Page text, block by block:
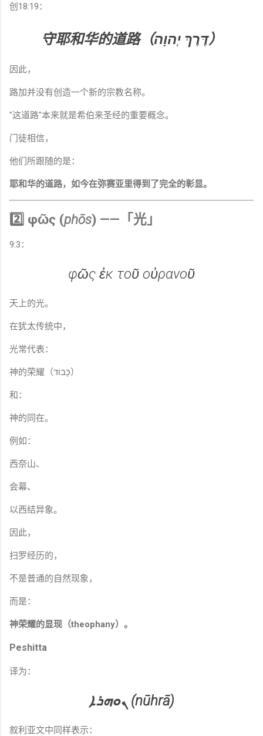
创18:19：
守耶和华的道路（דֶּרֶךְ יְהוָה）
因此，
路加并没有创造一个新的宗教名称。
"这道路"本来就是希伯来圣经的重要概念。
门徒相信，
他们所跟随的是：
耶和华的道路，如今在弥赛亚里得到了完全的彰显。
2️⃣ φῶς (phōs) ——「光」
9:3：
φῶς ἐκ τοῦ οὐρανοῦ
天上的光。
在犹太传统中，
光常代表：
神的荣耀（כָּבוֹד）
和：
神的同在。
例如：
西奈山、
会幕、
以西结异象。
因此，
扫罗经历的，
不是普通的自然现象，
而是：
神荣耀的显现（theophany）。
Peshitta
译为：
ܢܘܗܪܐ (nūhrā)
叙利亚文中同样表示：